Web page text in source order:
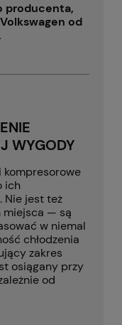
producenta,
od
WYGODY
kompresorowe
ich
Nie jest też
miejsca — są
w niemal
chłodzenia
zakres
osiągany przy
od